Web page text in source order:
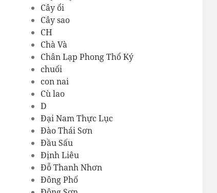
Cây ổi
Cây sao
CH
Chà Và
Chân Lạp Phong Thổ Ký
chuối
con nai
Cù lao
D
Đại Nam Thực Lục
Đào Thái Sơn
Đầu Sấu
Định Liêu
Đỗ Thanh Nhơn
Đông Phố